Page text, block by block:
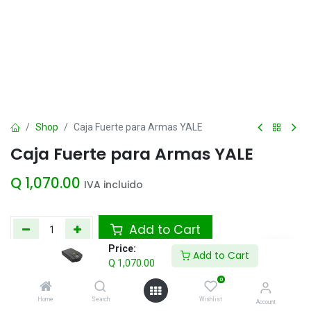
Price:
Q 1,070.00
Add to Cart
Home Search
0
Wishlist Account
Shop Caja Fuerte para Armas YALE
Caja Fuerte para Armas YALE
Q 1,070.00 IVA incluido
Add to Cart
Agregar a la lista de deseos